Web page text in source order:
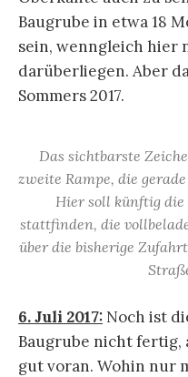
Baugrube in etwa 18
sein, wenngleich hier
darüberliegen. Aber
Sommers 2017.
Das sichtbarste
zweite Rampe, die
Hier soll künftig
stattfinden, die
über die bisherige
6. Juli 2017: Noch ist
Baugrube nicht fertig,
gut voran. Wohin nur